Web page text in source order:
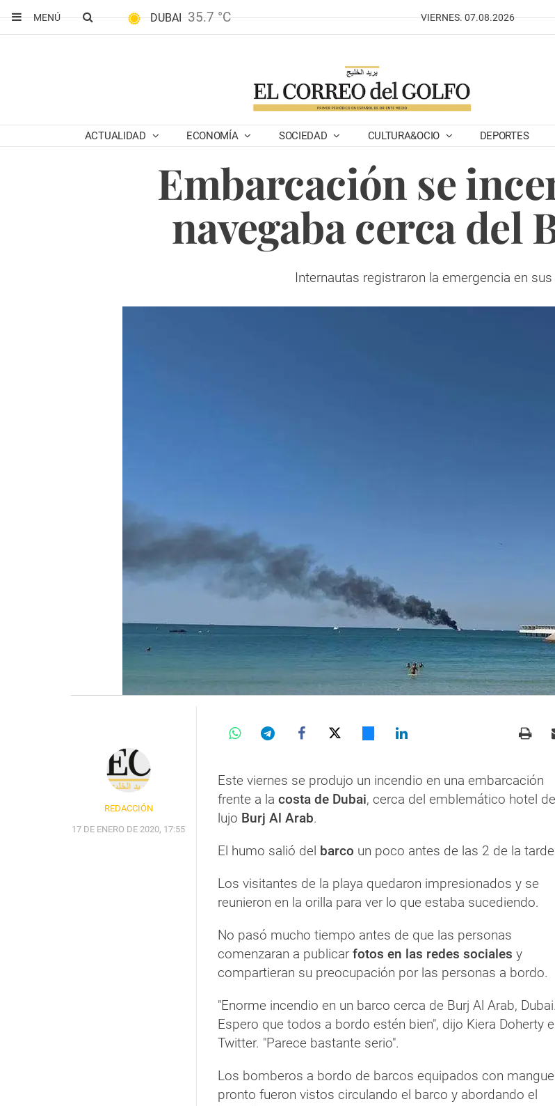
MENÚ
DUBAI 35.7 °C VIERNES. 07.08.2026
ACTUALIDAD ECONOMÍA SOCIEDAD CULTURA&OCIO DEPORTES
Embarcación se
navegaba cerca del
Internautas registraron la emergencia en
REDACCIÓN
17 DE ENERO DE 2020, 17:55
Este viernes se produjo un incendio en una embarcación
frente a la costa de Dubai, cerca del emblemático hotel de
lujo Burj Al Arab.
El humo salió del barco un poco antes de las 2 de la
Los visitantes de la playa quedaron impresionados y se
reunieron en la orilla para ver lo que estaba sucediendo.
No pasó mucho tiempo antes de que las personas
comenzaran a publicar fotos en las redes sociales y
compartieran su preocupación por las personas a bordo.
"Enorme incendio en un barco cerca de Burj Al Arab, Dubai.
Espero que todos a bordo estén bien", dijo Kiera Doherty
Twitter. "Parece bastante serio".
Los bomberos a bordo de barcos equipados con
pronto fueron vistos circulando el barco y abordando el